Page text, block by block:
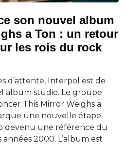
son nouvel album
a Ton : un retour
les rois du rock
d’attente, Interpol est de
album studio. Le groupe
This Mirror Weighs a
une nouvelle étape
devenu une référence du
2000. L’album est